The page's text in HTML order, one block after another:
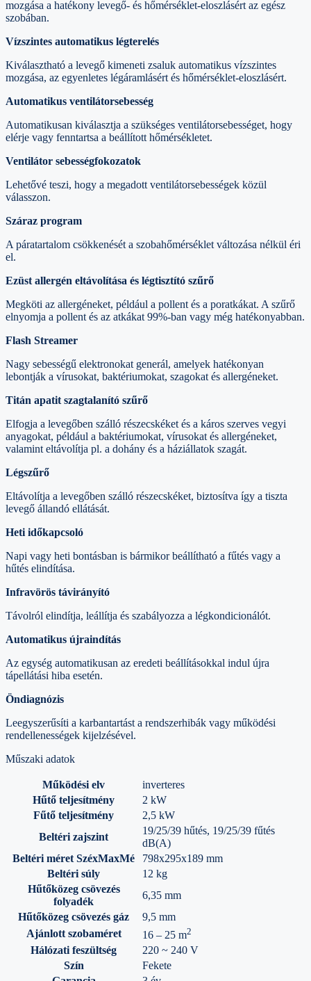
mozgása a hatékony levegő- és hőmérséklet-eloszlásért az egész
szobában.
Vízszintes automatikus légterelés
Kiválasztható a levegő kimeneti zsaluk automatikus vízszintes
mozgása, az egyenletes légáramlásért és hőmérséklet-eloszlásért.
Automatikus ventilátorsebesség
Automatikusan kiválasztja a szükséges ventilátorsebességet, hogy
elérje vagy fenntartsa a beállított hőmérsékletet.
Ventilátor sebességfokozatok
Lehetővé teszi, hogy a megadott ventilátorsebességek közül
válasszon.
Száraz program
A páratartalom csökkenését a szobahőmérséklet változása nélkül éri
el.
Ezüst allergén eltávolítása és légtisztító szűrő
Megköti az allergéneket, például a pollent és a poratkákat. A szűrő
elnyomja a pollent és az atkákat 99%-ban vagy még hatékonyabban.
Flash Streamer
Nagy sebességű elektronokat generál, amelyek hatékonyan
lebontják a vírusokat, baktériumokat, szagokat és allergéneket.
Titán apatit szagtalanító szűrő
Elfogja a levegőben szálló részecskéket és a káros szerves vegyi
anyagokat, például a baktériumokat, vírusokat és allergéneket,
valamint eltávolítja pl. a dohány és a háziállatok szagát.
Légszűrő
Eltávolítja a levegőben szálló részecskéket, biztosítva így a tiszta
levegő állandó ellátását.
Heti időkapcsoló
Napi vagy heti bontásban is bármikor beállítható a fűtés vagy a
hűtés elindítása.
Infravörös távirányító
Távolról elindítja, leállítja és szabályozza a légkondicionálót.
Automatikus újraindítás
Az egység automatikusan az eredeti beállításokkal indul újra
tápellátási hiba esetén.
Öndiagnózis
Leegyszerűsíti a karbantartást a rendszerhibák vagy működési
rendellenességek kijelzésével.
Műszaki adatok
Működési elv
inverteres
Hűtő teljesítmény
2 kW
Fűtő teljesítmény
2,5 kW
Beltéri zajszint
19/25/39 hűtés, 19/25/39 fűtés
dB(A)
Beltéri méret SzéxMaxMé
798x295x189 mm
Beltéri súly
12 kg
Hűtőközeg csövezés
folyadék
6,35 mm
Hűtőközeg csövezés gáz
9,5 mm
Ajánlott szobaméret
16 – 25 m2
Hálózati feszültség
220 ~ 240 V
Szín
Fekete